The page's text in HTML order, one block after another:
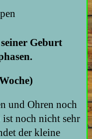
Geburt
und Ohren noch
ist noch nicht sehr
der kleine